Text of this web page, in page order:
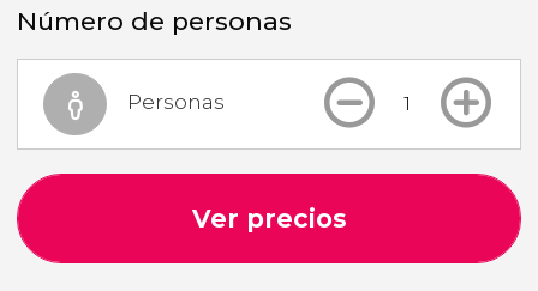
Número de personas
Personas
Ver precios